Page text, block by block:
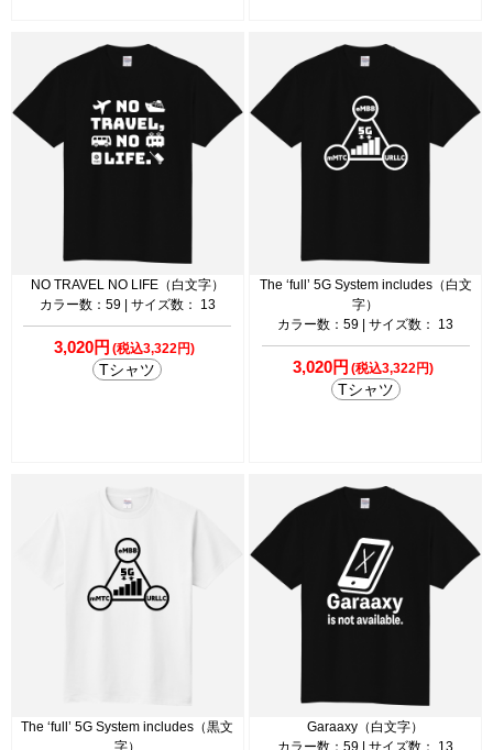
NO TRAVEL NO LIFE（白文字）
カラー数：59 | サイズ数： 13
3,020円 (税込3,322円)
Tシャツ
The ‘full’ 5G System includes（白文
字）
カラー数：59 | サイズ数： 13
3,020円 (税込3,322円)
Tシャツ
The ‘full’ 5G System includes（黒文
字）
Garaaxy（白文字）
カラー数：59 | サイズ数： 13